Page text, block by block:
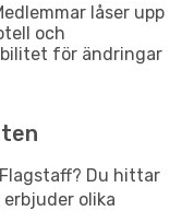
låser upp
och
för ändringar
Du hittar
olika